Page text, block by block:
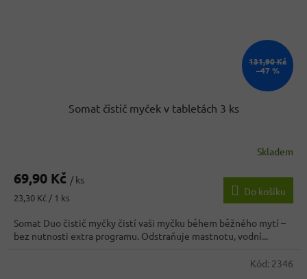
131,90 Kč
–47 %
Somat čistič myček v tabletách 3 ks
Skladem
69,90 Kč / ks
Měrná
23,30 Kč / 1 ks
Do košíku
Somat Duo čistič myčky čistí vaši myčku během běžného mytí –
bez nutnosti extra programu. Odstraňuje mastnotu, vodní...
Kód: 2346